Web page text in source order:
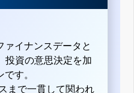
ァイナンスデータと
投資の意思決定を加
す。
まで一貫して関われ